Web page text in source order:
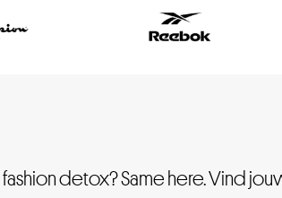
detox? Same here. Vind